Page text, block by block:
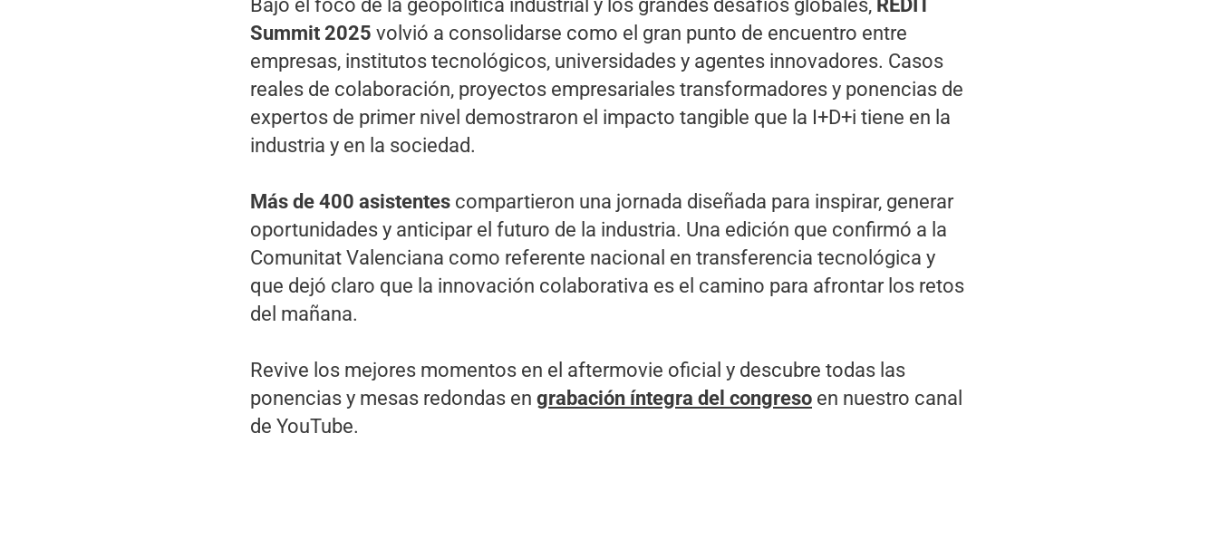
Bajo el foco de la geopolítica industrial y los grandes desafíos globales, REDIT
Summit 2025 volvió a consolidarse como el gran punto de encuentro entre
empresas, institutos tecnológicos, universidades y agentes innovadores. Casos
reales de colaboración, proyectos empresariales transformadores y ponencias de
expertos de primer nivel demostraron el impacto tangible que la I+D+i tiene en la
industria y en la sociedad.
Más de 400 asistentes compartieron una jornada diseñada para inspirar, generar
oportunidades y anticipar el futuro de la industria. Una edición que confirmó a la
Comunitat Valenciana como referente nacional en transferencia tecnológica y
que dejó claro que la innovación colaborativa es el camino para afrontar los retos
del mañana.
Revive los mejores momentos en el aftermovie oficial y descubre todas las
ponencias y mesas redondas en grabación íntegra del congreso en nuestro canal
de YouTube.